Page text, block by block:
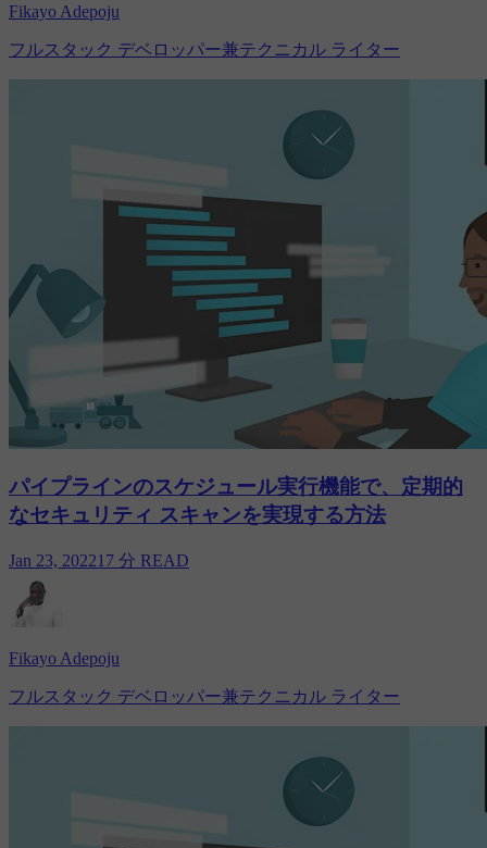
Fikayo Adepoju
フルスタック デベロッパー兼テクニカル ライター
パイプラインのスケジュール実行機能で、定期的
なセキュリティ スキャンを実現する方法
Jan 23, 202217 分 READ
Fikayo Adepoju
フルスタック デベロッパー兼テクニカル ライター